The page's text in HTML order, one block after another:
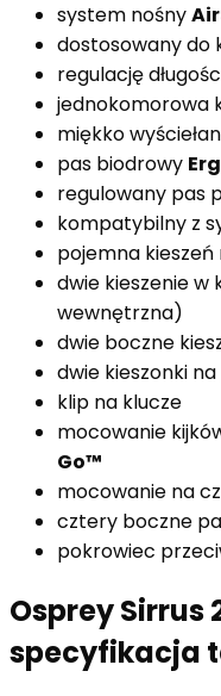
system nośny
dostosowany do
regulację
jednokomorowa
miękko
pas biodrowy
regulowany pas
kompatybilny z
pojemna
dwie kieszenie w
wewnętrzna)
dwie boczne
dwie kieszonki
klip na klucze
mocowanie
Go™
mocowanie na
cztery boczne
pokrowiec
Osprey Sirrus
specyfikacja